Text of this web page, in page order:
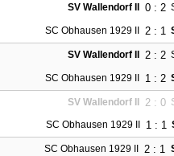
SV Wallendorf II 0 : 2
SC Obhausen 1929 II 2 : 1
SV Wallendorf II 2 : 2
SC Obhausen 1929 II 1 : 2
SV Wallendorf II 2 : 0
SC Obhausen 1929 II 1 : 1
SC Obhausen 1929 II 2 : 1